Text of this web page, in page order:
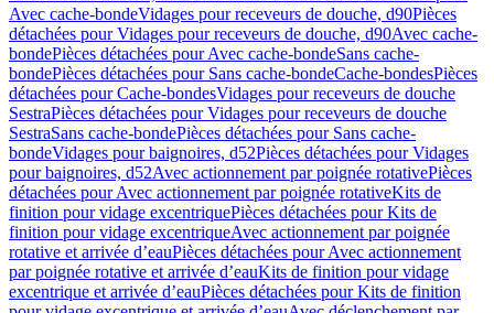
Avec cache-bondeVidages pour receveurs de douche, d90Pièces
détachées pour Vidages pour receveurs de douche, d90Avec cache-
bondePièces détachées pour Avec cache-bondeSans cache-
bondePièces détachées pour Sans cache-bondeCache-bondesPièces
détachées pour Cache-bondesVidages pour receveurs de douche
SestraPièces détachées pour Vidages pour receveurs de douche
SestraSans cache-bondePièces détachées pour Sans cache-
bondeVidages pour baignoires, d52Pièces détachées pour Vidages
pour baignoires, d52Avec actionnement par poignée rotativePièces
détachées pour Avec actionnement par poignée rotativeKits de
finition pour vidage excentriquePièces détachées pour Kits de
finition pour vidage excentriqueAvec actionnement par poignée
rotative et arrivée d’eauPièces détachées pour Avec actionnement
par poignée rotative et arrivée d’eauKits de finition pour vidage
excentrique et arrivée d’eauPièces détachées pour Kits de finition